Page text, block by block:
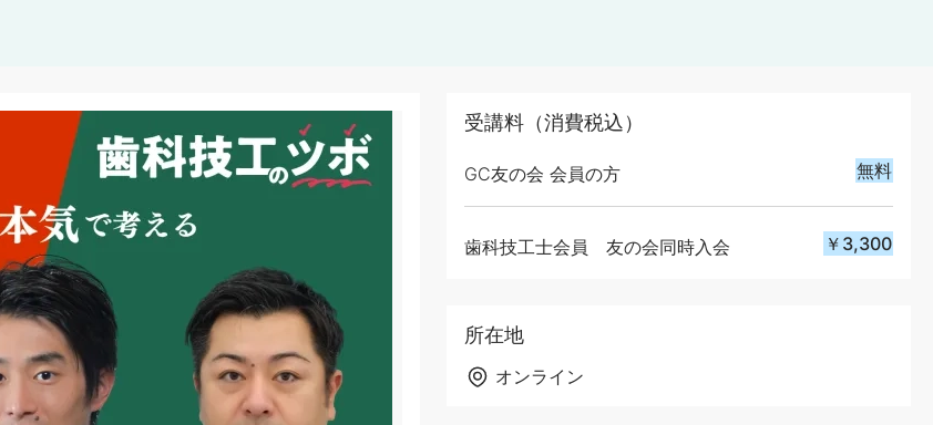
受講料（消費税込）
GC友の会 会員の方 無料
歯科技工士会員 友の会同時入会 ￥3,300
所在地
オンライン